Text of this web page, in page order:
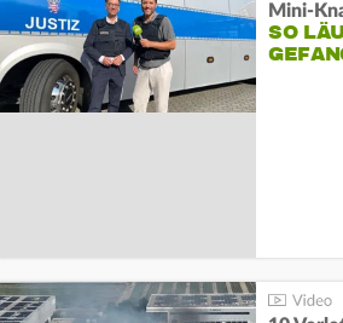
Mini-
SO